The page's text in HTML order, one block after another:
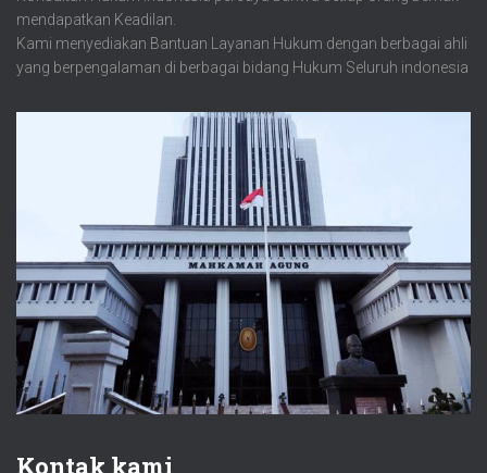
mendapatkan Keadilan.
Kami menyediakan Bantuan Layanan Hukum dengan berbagai ahli
yang berpengalaman di berbagai bidang Hukum Seluruh indonesia
Kontak kami